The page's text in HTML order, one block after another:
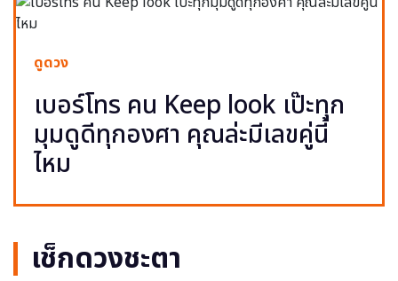
ดูดวง
เบอร์โทร คน Keep look เป๊ะทุก
มุมดูดีทุกองศา คุณล่ะมีเลขคู่นี้
ไหม
เช็กดวงชะตา